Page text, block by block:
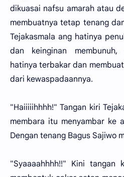
dikuasai nafsu amarah atau
membuatnya tetap tenang
Tejakasmala ang hatinya
dan keinginan
hatinya terbakar dan
dari kewaspadaannya.
"Haiiiiihhhh!" Tangan kiri
membara itu menyambar ke
Dengan tenang Bagus Sajiwo
"Syaaaahhhh!!" Kini tangan